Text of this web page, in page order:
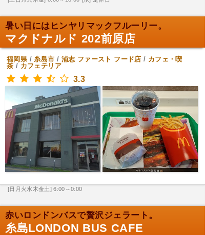
暑い日にはヒンヤリマックフルーリー。
マクドナルド 202前原店
福岡県/糸島市 / 浦志 ファースト フード店 / カフェ・喫
茶 / カフェテリア
3.3
[日月火水木金土] 6:00～0:00
赤いロンドンバスで贅沢ジェラート。
糸島LONDON BUS CAFE